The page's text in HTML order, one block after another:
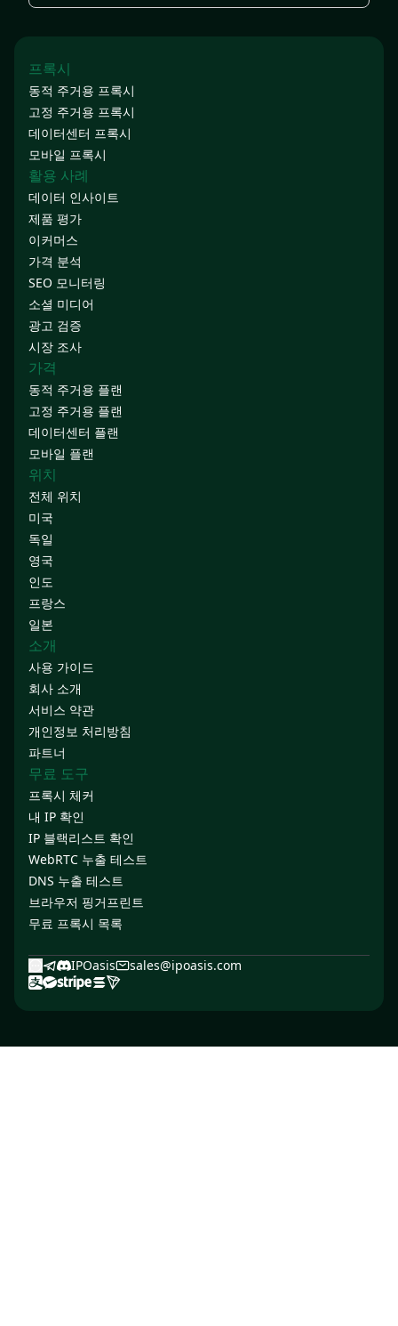
프록시
동적 주거용 프록시
고정 주거용 프록시
데이터센터 프록시
모바일 프록시
활용 사례
데이터 인사이트
제품 평가
이커머스
가격 분석
SEO 모니터링
소셜 미디어
광고 검증
시장 조사
가격
동적 주거용 플랜
고정 주거용 플랜
데이터센터 플랜
모바일 플랜
위치
전체 위치
미국
독일
영국
인도
프랑스
일본
소개
사용 가이드
회사 소개
서비스 약관
개인정보 처리방침
파트너
무료 도구
프록시 체커
내 IP 확인
IP 블랙리스트 확인
WebRTC 누출 테스트
DNS 누출 테스트
브라우저 핑거프린트
무료 프록시 목록
IPOasis sales@ipoasis.com